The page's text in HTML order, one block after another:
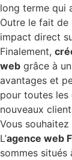
long terme qui
Outre le fait de
impact direct
Finalement,
web grâce à un
avantages et
pour toutes les
nouveaux
Vous
L’agence web
sommes situés